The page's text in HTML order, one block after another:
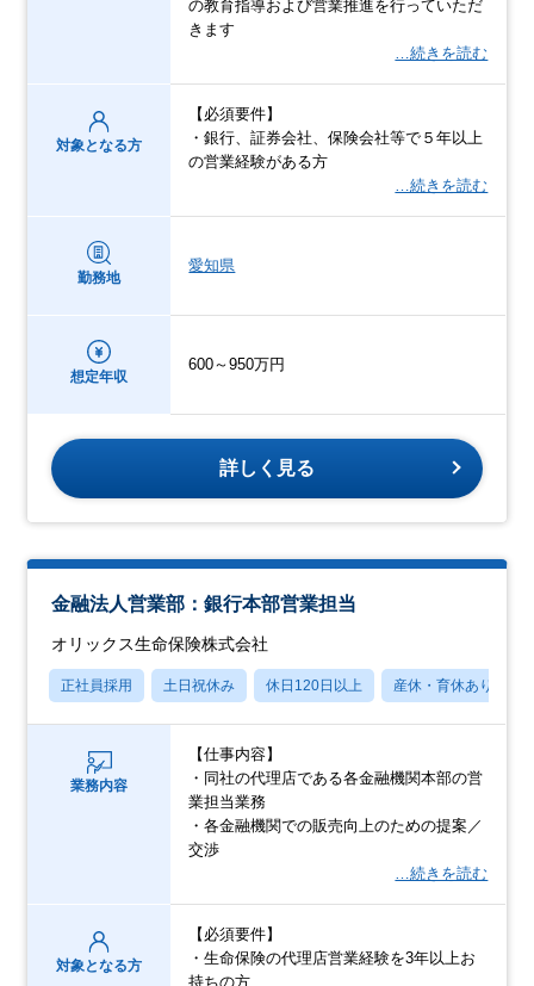
の教育指導および営業推進を行っていただ
きます
…続きを読む
対象となる方
【必須要件】
・銀行、証券会社、保険会社等で５年以上
の営業経験がある方
…続きを読む
勤務地
愛知県
想定年収
600～950万円
詳しく見る
金融法人営業部：銀行本部営業担当
オリックス生命保険株式会社
正社員採用 土日祝休み 休日120日以上 産休・育休あり
業務内容
【仕事内容】
・同社の代理店である各金融機関本部の営
業担当業務
・各金融機関での販売向上のための提案／
交渉
…続きを読む
対象となる方
【必須要件】
・生命保険の代理店営業経験を3年以上お
持ちの方